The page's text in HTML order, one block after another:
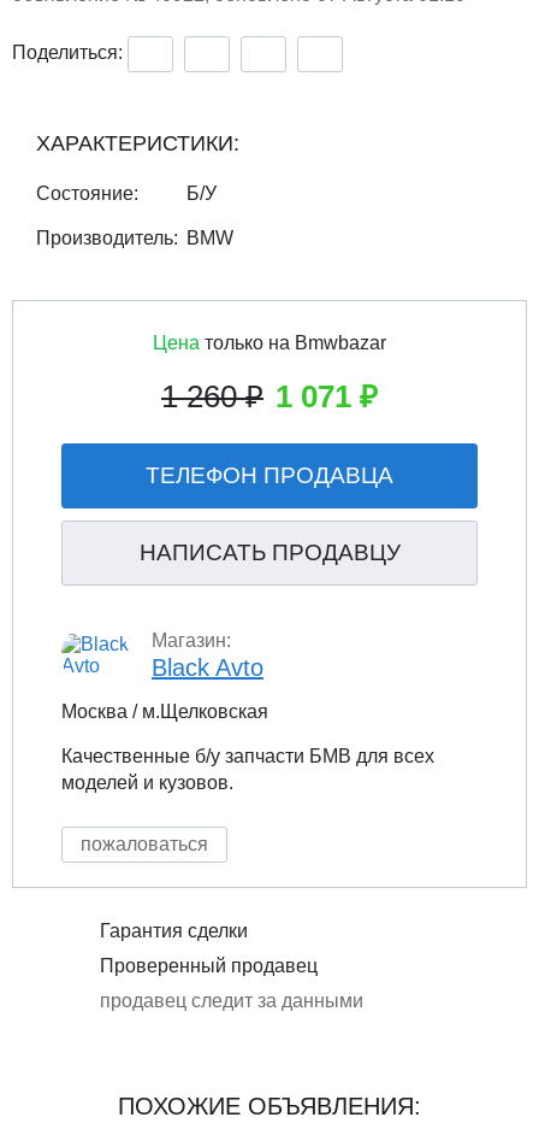
Поделиться:
Цена только на Bmwbazar
1 260 ₽ 1 071 ₽
ТЕЛЕФОН ПРОДАВЦА
НАПИСАТЬ ПРОДАВЦУ
Магазин:
Black Avto
Москва / м.Щелковская
Качественные б/у запчасти БМВ для всех
моделей и кузовов.
пожаловаться
ХАРАКТЕРИСТИКИ:
Состояние: Б/У
Производитель: BMW
Гарантия сделки
Проверенный продавец
продавец следит за данными
ПОХОЖИЕ ОБЪЯВЛЕНИЯ: